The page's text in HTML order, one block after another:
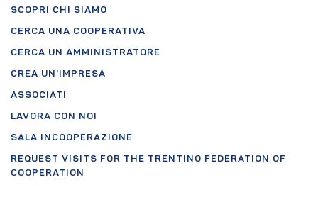
SCOPRI CHI SIAMO
CERCA UNA COOPERATIVA
CERCA UN AMMINISTRATORE
CREA UN'IMPRESA
ASSOCIATI
LAVORA CON NOI
SALA INCOOPERAZIONE
REQUEST VISITS FOR THE TRENTINO FEDERATION OF
COOPERATION